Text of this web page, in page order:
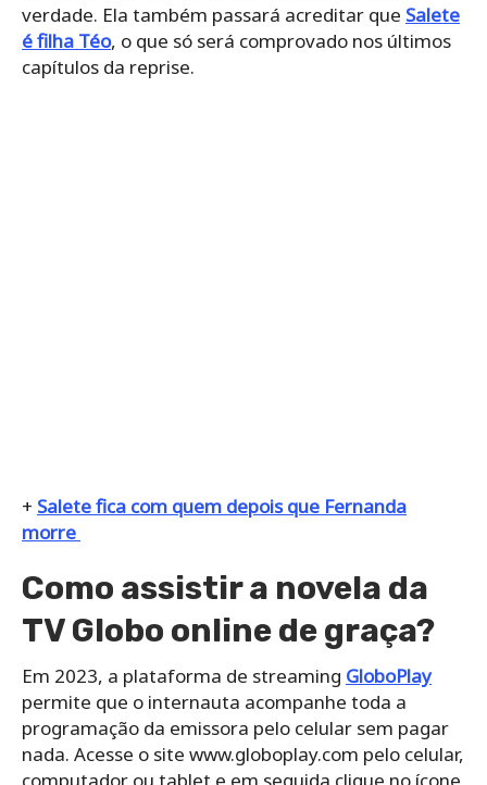
verdade. Ela também passará acreditar que Salete
é filha Téo, o que só será comprovado nos últimos
capítulos da reprise.
+ Salete fica com quem depois que Fernanda
morre
Como assistir a novela da
TV Globo online de graça?
Em 2023, a plataforma de streaming GloboPlay
permite que o internauta acompanhe toda a
programação da emissora pelo celular sem pagar
nada. Acesse o site www.globoplay.com pelo celular,